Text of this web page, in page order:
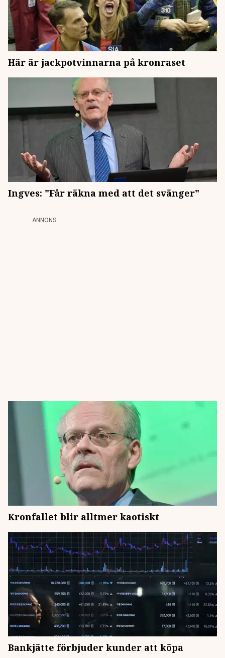
Här är jackpotvinnarna på kronraset
Ingves: "Får räkna med att det svänger"
ANNONS
Kronfallet blir alltmer kaotiskt
Bankjätte förbjuder kunder att köpa